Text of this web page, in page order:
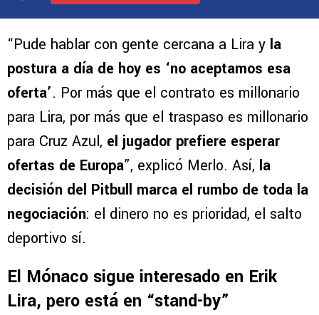
“Pude hablar con gente cercana a Lira y la
postura a día de hoy es ‘no aceptamos esa
oferta’. Por más que el contrato es millonario
para Lira, por más que el traspaso es millonario
para Cruz Azul, el jugador prefiere esperar
ofertas de Europa”, explicó Merlo. Así, la
decisión del Pitbull marca el rumbo de toda la
negociación: el dinero no es prioridad, el salto
deportivo sí.
El Mónaco sigue interesado en Erik
Lira, pero está en “stand-by”